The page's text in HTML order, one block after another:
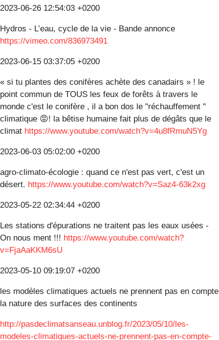
2023-06-26 12:54:03 +0200
Hydros - L’eau, cycle de la vie - Bande annonce
https://vimeo.com/836973491
2023-06-15 03:37:05 +0200
« si tu plantes des conifères achète des canadairs » ! le
point commun de TOUS les feux de forêts à travers le
monde c'est le conifère , il a bon dos le "réchauffement "
climatique 😡! la bêtise humaine fait plus de dégâts que le
climat https://www.youtube.com/watch?v=4u8fRmuN5Yg
2023-06-03 05:02:00 +0200
agro-climato-écologie : quand ce n'est pas vert, c'est un
désert. https://www.youtube.com/watch?v=Saz4-63k2xg
2023-05-22 02:34:44 +0200
Les stations d'épurations ne traitent pas les eaux usées -
On nous ment !!! https://www.youtube.com/watch?
v=FjaAaKKM6sU
2023-05-10 09:19:07 +0200
les modèles climatiques actuels ne prennent pas en compte
la nature des surfaces des continents
http://pasdeclimatsanseau.unblog.fr/2023/05/10/les-
modeles-climatiques-actuels-ne-prennent-pas-en-compte-